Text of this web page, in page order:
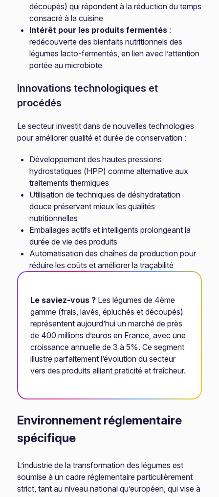
découpés) qui répondent à la réduction du temps
consacré à la cuisine
Intérêt pour les produits fermentés :
redécouverte des bienfaits nutritionnels des
légumes lacto-fermentés, en lien avec l’attention
portée au microbiote
Innovations technologiques et
procédés
Le secteur investit dans de nouvelles technologies
pour améliorer qualité et durée de conservation :
Développement des hautes pressions
hydrostatiques (HPP) comme alternative aux
traitements thermiques
Utilisation de techniques de déshydratation
douce préservant mieux les qualités
nutritionnelles
Emballages actifs et intelligents prolongeant la
durée de vie des produits
Automatisation des chaînes de production pour
réduire les coûts et améliorer la traçabilité
Le saviez-vous ? Les légumes de 4ème
gamme (frais, lavés, épluchés et découpés)
représentent aujourd’hui un marché de près
de 400 millions d’euros en France, avec une
croissance annuelle de 3 à 5%. Ce segment
illustre parfaitement l’évolution du secteur
vers des produits alliant praticité et fraîcheur.
Environnement réglementaire
spécifique
L’industrie de la transformation des légumes est
soumise à un cadre réglementaire particulièrement
strict, tant au niveau national qu’européen, qui vise à